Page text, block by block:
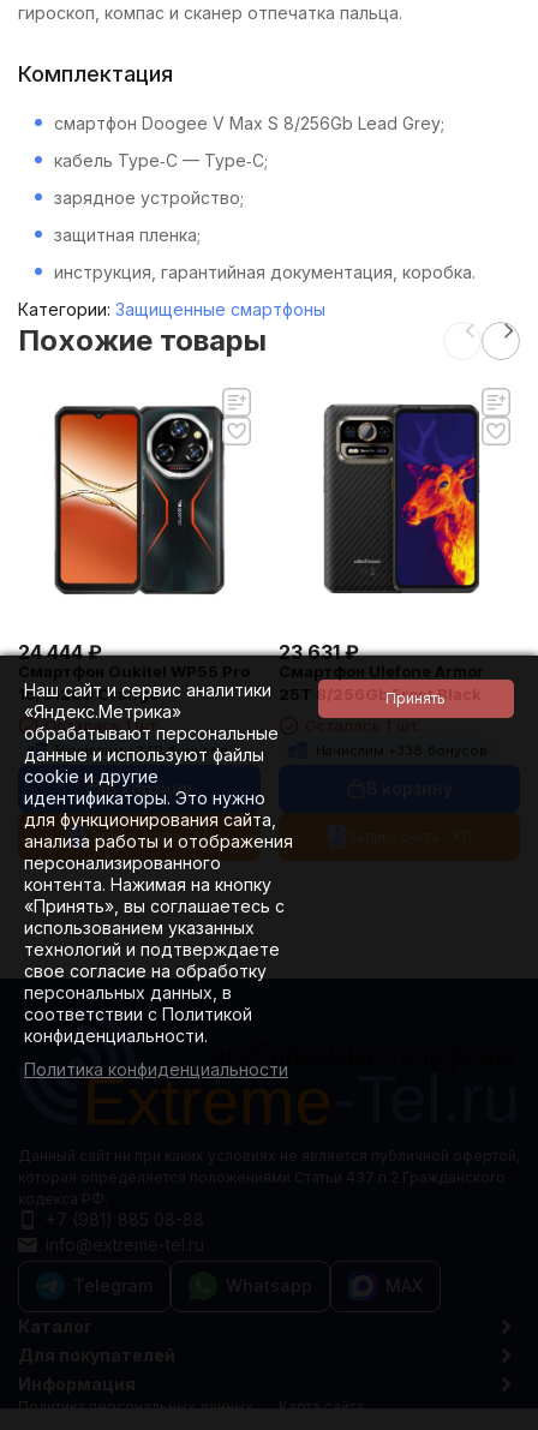
гироскоп, компас и сканер отпечатка пальца.
Комплектация
смартфон Doogee V Max S 8/256Gb Lead Grey;
кабель Type‑C — Type‑C;
зарядное устройство;
защитная пленка;
инструкция, гарантийная документация, коробка.
Категории: Защищенные смартфоны
Похожие товары
24 444 ₽
Смартфон Oukitel WP55 Pro
16/512Gb Orange
Осталась 1 шт.
Начислим +349 бонусов
В корзину
Запрос счета / КП
23 631 ₽
Смартфон Ulefone Armor
25T 8/256Gb Frost Black
Начислим + бонусов
Наш сайт и сервис аналитики
«Яндекс.Метрика»
обрабатывают персональные
данные и используют файлы
cookie и другие
идентификаторы. Это нужно
для функционирования сайта,
анализа работы и отображения
персонализированного
контента. Нажимая на кнопку
«Принять», вы соглашаетесь с
использованием указанных
технологий и подтверждаете
свое согласие на обработку
персональных данных, в
соответствии с Политикой
конфиденциальности.
Политика конфиденциальности